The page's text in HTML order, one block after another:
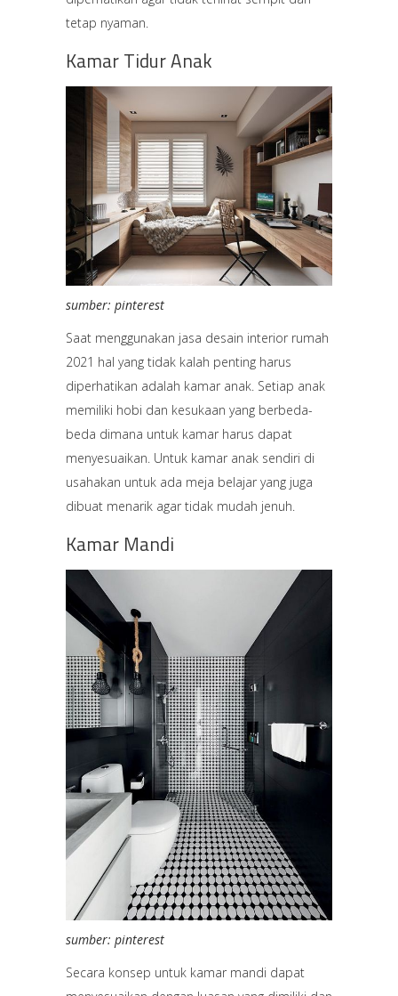
tetap nyaman.
Kamar Tidur Anak
sumber: pinterest
Saat menggunakan jasa desain interior rumah
2021 hal yang tidak kalah penting harus
diperhatikan adalah kamar anak. Setiap anak
memiliki hobi dan kesukaan yang berbeda-
beda dimana untuk kamar harus dapat
menyesuaikan. Untuk kamar anak sendiri di
usahakan untuk ada meja belajar yang juga
dibuat menarik agar tidak mudah jenuh.
Kamar Mandi
sumber: pinterest
Secara konsep untuk kamar mandi dapat